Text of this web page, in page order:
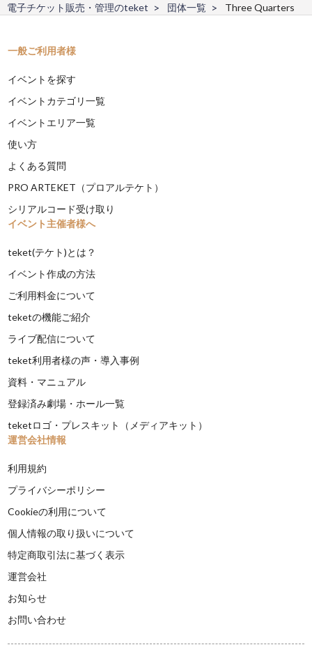
電子チケット販売・管理のteket 団体一覧 Three Quarters
一般ご利用者様
イベントを探す
イベントカテゴリ一覧
イベントエリア一覧
使い方
よくある質問
PRO ARTEKET（プロアルテケト）
シリアルコード受け取り
イベント主催者様へ
teket(テケト)とは？
イベント作成の方法
ご利用料金について
teketの機能ご紹介
ライブ配信について
teket利用者様の声・導入事例
資料・マニュアル
登録済み劇場・ホール一覧
teketロゴ・プレスキット（メディアキット）
運営会社情報
利用規約
プライバシーポリシー
Cookieの利用について
個人情報の取り扱いについて
特定商取引法に基づく表示
運営会社
お知らせ
お問い合わせ